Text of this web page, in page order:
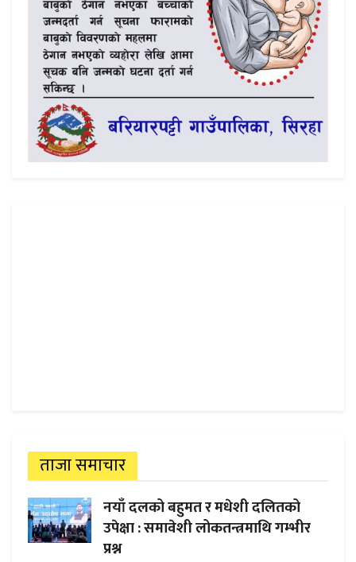
ताजा समाचार
नयाँ दलको बहुमत र मधेशी दलितको
उपेक्षा : समावेशी लोकतन्त्रमाथि गम्भीर
प्रश्न